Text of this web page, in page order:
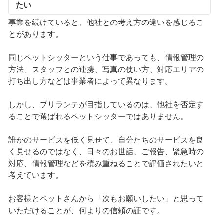
たい
事業を続けていると、他社との考え方の違いを感じるこ
とがあります。
同じペットシッターという仕事であっても、情報管理の
方法、スタッフとの連携、写真の使い方、対応エリアの
打ち出し方などは事業者によって異なります。
しかし、ブリランテが目指しているのは、他社を否定す
ることで選ばれるペットシッターではありません。
誰かのサービスを低く見せて、自分たちのサービスを良
く見せるのではなく、日々のお世話、ご報告、緊急時の
対応、情報管理などを積み重ねることで評価されたいと
考えています。
お客様とペットさんから「次もお願いしたい」と思って
いただけることが、何よりの信頼の証です。